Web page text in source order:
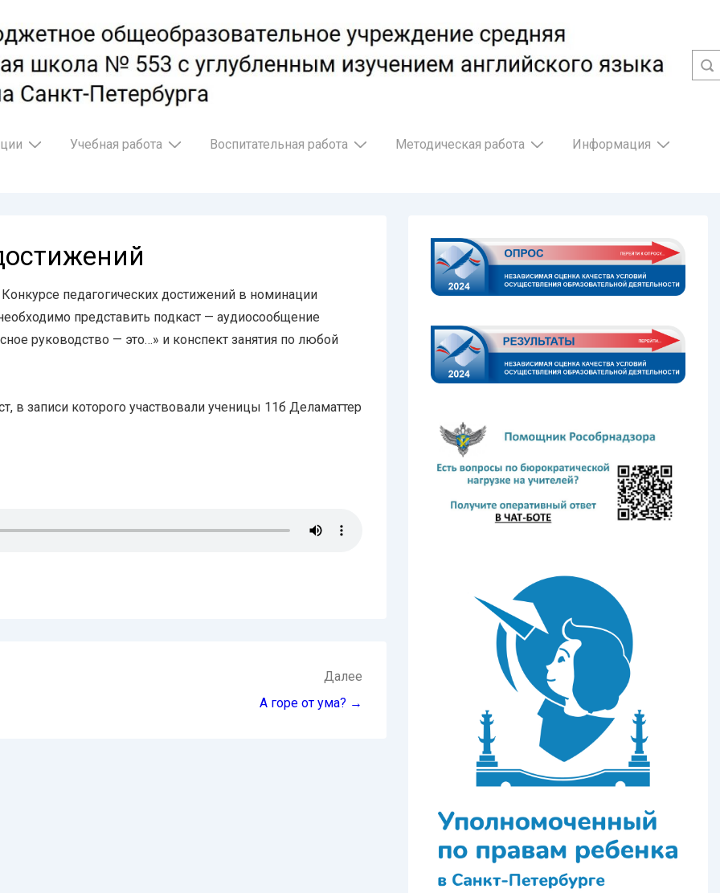
Учебная работа Воспитательная работа Методическая работа Информация
педагогических достижений в номинации
представить подкаст — аудиосообщение
руководство — это…» и конспект занятия по любой
записи которого участвовали ученицы 11б Деламаттер
Далее
А горе от ума? →